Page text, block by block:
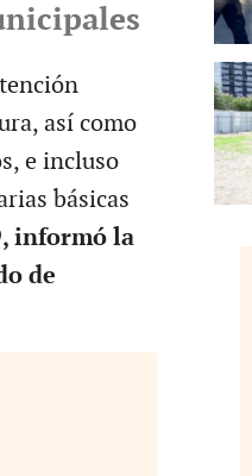
así como
e incluso
básicas
, informó la
de